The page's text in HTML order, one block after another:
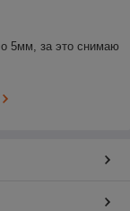
5мм, за это снимаю